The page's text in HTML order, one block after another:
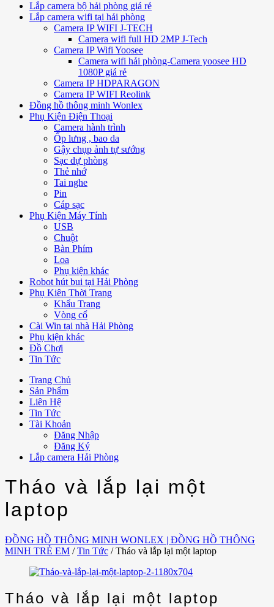
Lắp camera bộ hải phòng giá rẻ
Lắp camera wifi tại hải phòng
Camera IP WIFI J-TECH
Camera wifi full HD 2MP J-Tech
Camera IP Wifi Yoosee
Camera wifi hải phòng-Camera yoosee HD
1080P giá rẻ
Camera IP HDPARAGON
Camera IP WIFI Reolink
Đồng hồ thông minh Wonlex
Phụ Kiện Điện Thoại
Camera hành trình
Ốp lưng , bao da
Gậy chụp ảnh tự sướng
Sạc dự phòng
Thẻ nhớ
Tai nghe
Pin
Cáp sạc
Phụ Kiện Máy Tính
USB
Chuột
Bàn Phím
Loa
Phụ kiện khác
Robot hút bui tại Hải Phòng
Phụ Kiên Thời Trang
Khẩu Trang
Vòng cổ
Cài Win tại nhà Hải Phòng
Phụ kiện khác
Đồ Chơi
Tin Tức
Trang Chủ
Sản Phẩm
Liên Hệ
Tin Tức
Tài Khoản
Đăng Nhập
Đăng Ký
Lắp camera Hải Phòng
Tháo và lắp lại một
laptop
ĐỒNG HỒ THÔNG MINH WONLEX | ĐỒNG HỒ THÔNG
MINH TRẺ EM / Tin Tức / Tháo và lắp lại một laptop
Tháo và lắp lại một laptop